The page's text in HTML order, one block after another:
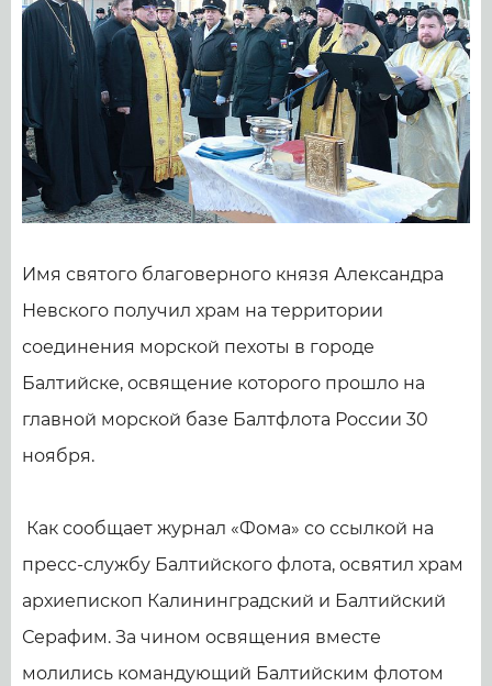
Имя святого благоверного князя Александра
Невского получил храм на территории
соединения морской пехоты в городе
Балтийске, освящение которого прошло на
главной морской базе Балтфлота России 30
ноября.
Как сообщает журнал «Фома» со ссылкой на
пресс-службу Балтийского флота, освятил храм
архиепископ Калининградский и Балтийский
Серафим. За чином освящения вместе
молились командующий Балтийским флотом